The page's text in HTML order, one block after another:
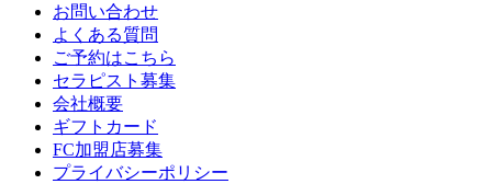
お問い合わせ
よくある質問
ご予約はこちら
セラピスト募集
会社概要
ギフトカード
FC加盟店募集
プライバシーポリシー